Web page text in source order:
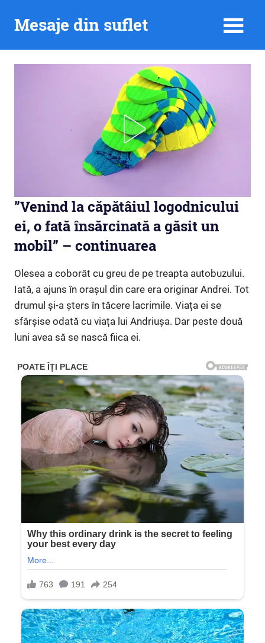
Mesaje din suflet
”Venind la căpătâiul logodnicului
ei, o fată însărcinată a găsit un
mobil” – continuarea
Olesea a coborât cu greu de pe treapta autobuzului.
Iată, a ajuns în orașul din care era originar Andrei. Tot
drumul și-a șters în tăcere lacrimile. Viața ei se
sfârșise odată cu viața lui Andriușa. Dar peste două
luni avea să se nască fiica ei.